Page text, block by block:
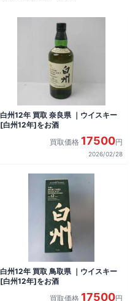
白州12年 買取 奈良県 ｜ウイスキー
[白州12年]をお酒
買取価格 17500円
2026/02/28
白州12年 買取 鳥取県 ｜ウイスキー
[白州12年]をお酒
買取価格 17500円